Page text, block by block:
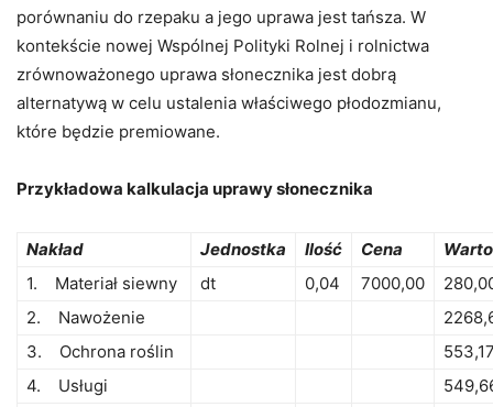
porównaniu do rzepaku a jego uprawa jest tańsza. W
kontekście nowej Wspólnej Polityki Rolnej i rolnictwa
zrównoważonego uprawa słonecznika jest dobrą
alternatywą w celu ustalenia właściwego płodozmianu,
które będzie premiowane.
Przykładowa kalkulacja uprawy słonecznika
Nakład Jednostka Ilość Cena
1. Materiał siewny
dt 0,04 7000,00
2. Nawożenie
3. Ochrona roślin
4. Usługi